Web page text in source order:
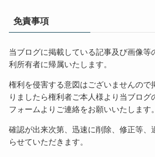
免責事項
当ブログに掲載している記事及び画像等
利所有者に帰属いたします。
権利を侵害する意図はございませんので
りましたら権利者ご本人様より当ブログ
フォームよりご連絡をお願いいたします。
確認が出来次第、迅速に削除、修正等、
らせていただきます。